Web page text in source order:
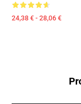
24,38 € - 28,06 €